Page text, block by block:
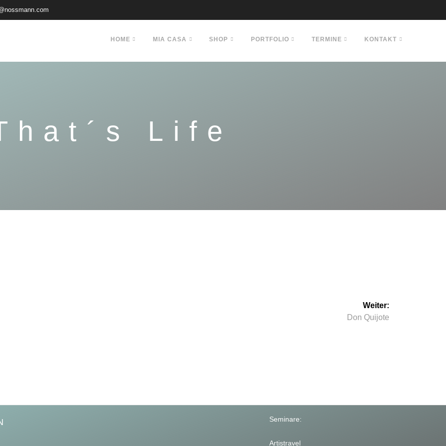
HOME MIA CASA SHOP PORTFOLIO TERMINE KONTAKT
Life
Weiter:
Nächster
Don Quijote
Seminare:
Artistravel